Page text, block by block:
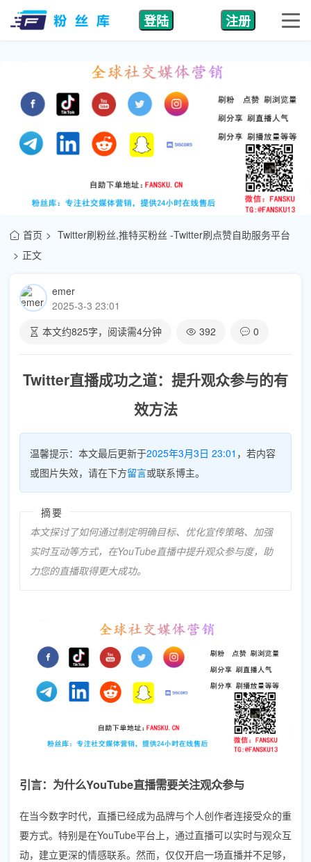
登陆 注册
首页
Twitter刷粉丝,推特买粉丝 -Twitter刷点赞自助服务平台
正文
emer
2025-3-3 23:01
本文约825字，阅读需4分钟 392 0
Twitter直播成功之道：提升观众参与的有
效方法
温馨提示：本文最后更新于2025年3月3日 23:01 ，若内容
或图片失效，请在下方留言或联系博主。
摘要
本文探讨了如何通过制定明确目标、优化宣传策略、加强
实时互动等方式，在YouTube直播中提升观众参与度，助
力您的直播取得更大成功。
引言：为什么YouTube直播需要关注观众参与
在当今数字时代，直播已经成为品牌与个人创作者连接受众的重
要方式。特别是在YouTube平台上，通过直播可以实时与观众互
动，建立更深的情感联系。然而，仅仅开启一场直播并不足够，